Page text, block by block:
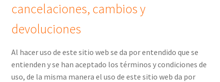
cancelaciones, cambios y
devoluciones
Al hacer uso de este sitio web se da por entendido que se
entienden y se han aceptado los términos y condiciones de
uso, de la misma manera el uso de este sitio web da por